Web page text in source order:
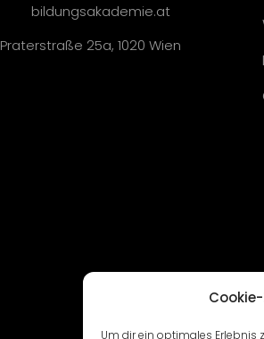
Um dir ein optimales Erlebnis
bildungsakademie.at
Praterstraße 25a, 1020 Wien